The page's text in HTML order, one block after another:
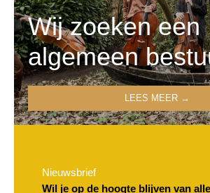
Wij zoeken een
algemeen
LEES MEER →
Nieuwsbrief
Wil je op de hoogte blijven van